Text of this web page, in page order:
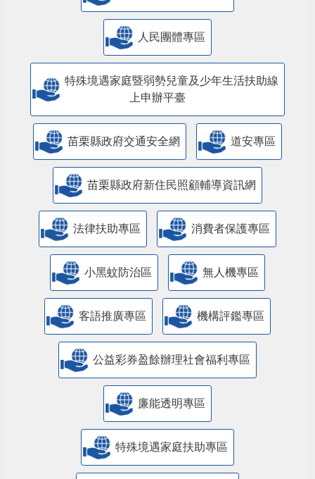
人民團體專區
特殊境遇家庭暨弱勢兒童及少年生活扶助線
上申辦平臺
苗栗縣政府交通安全網 道安專區
苗栗縣政府新住民照顧輔導資訊網
法律扶助專區 消費者保護專區
小黑蚊防治區 無人機專區
客語推廣專區 機構評鑑專區
公益彩券盈餘辦理社會福利專區
廉能透明專區
特殊境遇家庭扶助專區